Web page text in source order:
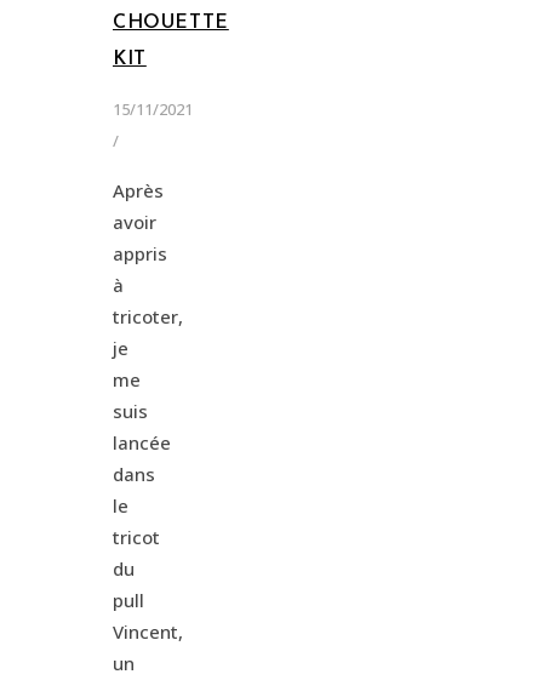
CHOUETTE
KIT
15/11/2021
/
Après
avoir
appris
à
tricoter,
je
me
suis
lancée
dans
le
tricot
du
pull
Vincent,
un